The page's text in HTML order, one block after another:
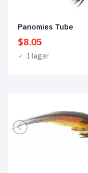
Panomies Tube
$8.05
I lager